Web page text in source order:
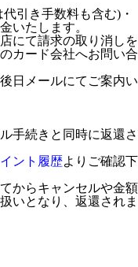
引き手数料も含む)・
いたします。
にて請求の取り消しを
カード会社へお問い合
日メールにてご案内い
手続きと同時に返還さ
ント履歴よりご確認下
からキャンセルや金額
いとなり、返還されま